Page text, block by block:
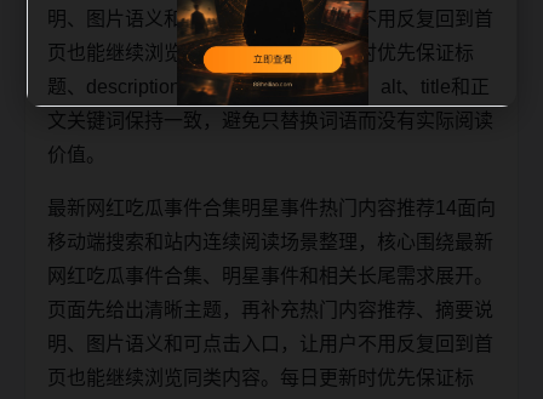
明、图片语义和可点击入口，让用户不用反复回到首
页也能继续浏览同类内容。每日更新时优先保证标
题、description、canonical、主题图、alt、title和正
文关键词保持一致，避免只替换词语而没有实际阅读
价值。
最新网红吃瓜事件合集明星事件热门内容推荐14面向
移动端搜索和站内连续阅读场景整理，核心围绕最新
网红吃瓜事件合集、明星事件和相关长尾需求展开。
页面先给出清晰主题，再补充热门内容推荐、摘要说
明、图片语义和可点击入口，让用户不用反复回到首
页也能继续浏览同类内容。每日更新时优先保证标